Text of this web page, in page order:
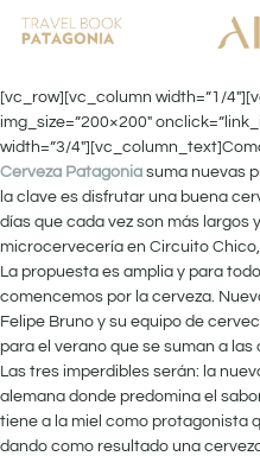
[vc_row][vc_column width=”1/
img_size=”200×200″
width=”3/
Cerveza Patagonia suma nuevas
la clave es disfrutar una buena
días que cada vez son más largos
microcervecería en Circuito
La propuesta es amplia y para
comencemos por la cerveza.
Felipe Bruno y su equipo de
para el verano que se suman a
Las tres imperdibles serán: la
alemana donde predomina el
tiene a la miel como protagonista
dando como resultado una